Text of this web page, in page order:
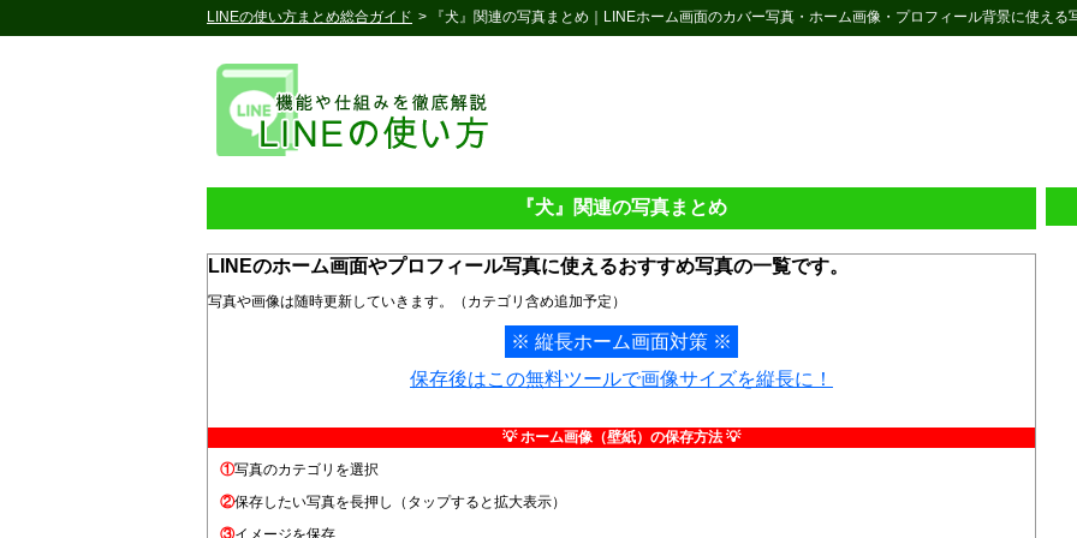
LINEの使い方まとめ総合ガイド > 『犬』関連の写真まとめ｜LINEホーム画面のカバー写真・ホーム画像・プロフィール背景に使える
『犬』関連の写真まとめ
LINEのホーム画面やプロフィール写真に使えるおすすめ写真の一覧です。
写真や画像は随時更新していきます。（カテゴリ含め追加予定）
※ 縦長ホーム画面対策 ※
保存後はこの無料ツールで画像サイズを縦長に！
💡 ホーム画像（壁紙）の保存方法 💡
①写真のカテゴリを選択
②保存したい写真を長押し（タップすると拡大表示）
③イメージを保存